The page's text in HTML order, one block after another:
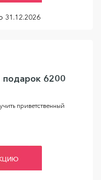
31.12.2026
подарок 6200
приветственный